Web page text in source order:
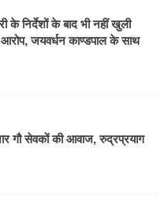
के निर्देशों के बाद भी नहीं खुली
जयवर्धन काण्डपाल के साथ
गौ सेवकों की आवाज, रुद्रप्रयाग